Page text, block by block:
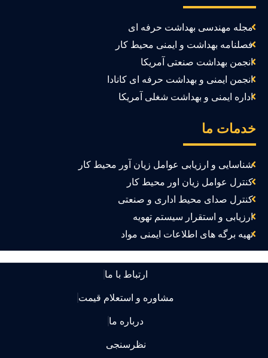
مجله مهندسی بهداشت حرفه ای
فصلنامه بهداشت و ایمنی محیط کار
انجمن بهداشت صنعتی آمریکا
انجمن ایمنی و بهداشت حرفه ای کانادا
اداره ایمنی و بهداشت شغلی آمریکا
ما
شناسایی و ارزیابی عوامل زیان آور محیط کار
کنترل عوامل زیان اور محیط کار
کنترل صدای محیط اداری و صنعتی
ارزیابی و استقرار سیستم تهویه
تهیه برگه های اطلاعات ایمنی مواد
ارتباط با ما
مشاوره و استعلام قیمت
درباره ما
نظرسنجی